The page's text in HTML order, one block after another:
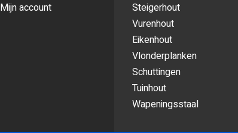
Mijn account
Steigerhout
Vurenhout
Eikenhout
Vlonderplanken
Schuttingen
Tuinhout
Wapeningsstaal